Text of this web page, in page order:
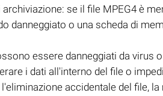
se il file MPEG4 è
danneggiato o una scheda di
essere danneggiati da virus
i dati all'interno del file o
accidentale del file,